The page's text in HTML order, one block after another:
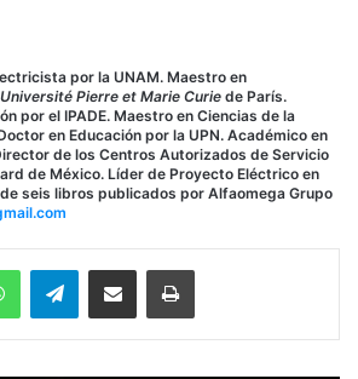
por la UNAM. Maestro en
Université Pierre et Marie Curie de París.
por el IPADE. Maestro en Ciencias de la
en Educación por la UPN. Académico en
de los Centros Autorizados de Servicio
de México. Líder de Proyecto Eléctrico en
seis libros publicados por Alfaomega Grupo
WhatsAppTelegramCompartir vía email Imprimir